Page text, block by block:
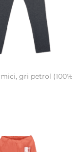
gri petrol (100%